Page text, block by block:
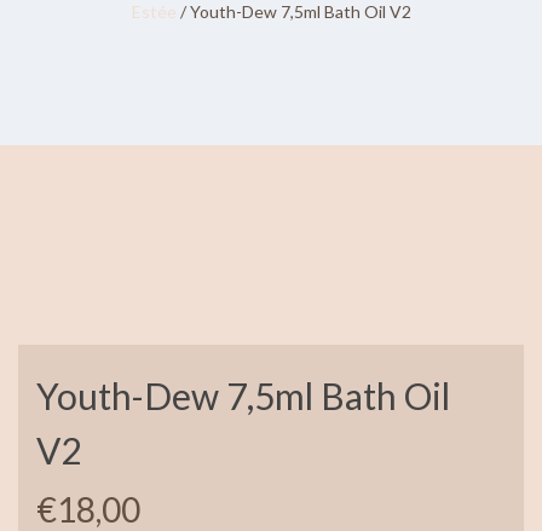
Estée / Youth-Dew 7,5ml Bath Oil V2
Youth-Dew 7,5ml Bath Oil
V2
€18,00